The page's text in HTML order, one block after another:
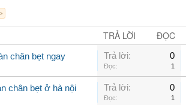
TRẢ LỜI ĐỌC
chân bẹt ngay Trả lời: 0
Đọc: 1
chân bẹt ở hà nội Trả lời: 0
Đọc: 1